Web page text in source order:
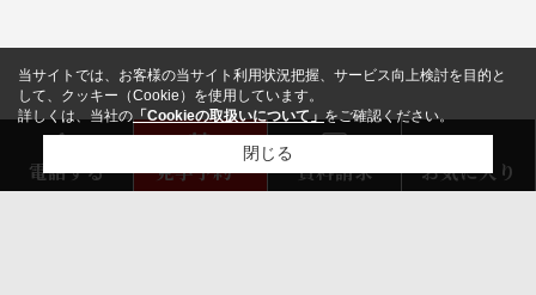
電話する 見学予約 資料請求 お気に入り
当サイトでは、お客様の当サイト利用状況把握、サービス向上検討を目的と
して、クッキー（Cookie）を使用しています。
詳しくは、当社の「Cookieの取扱いについて」をご確認ください。
閉じる